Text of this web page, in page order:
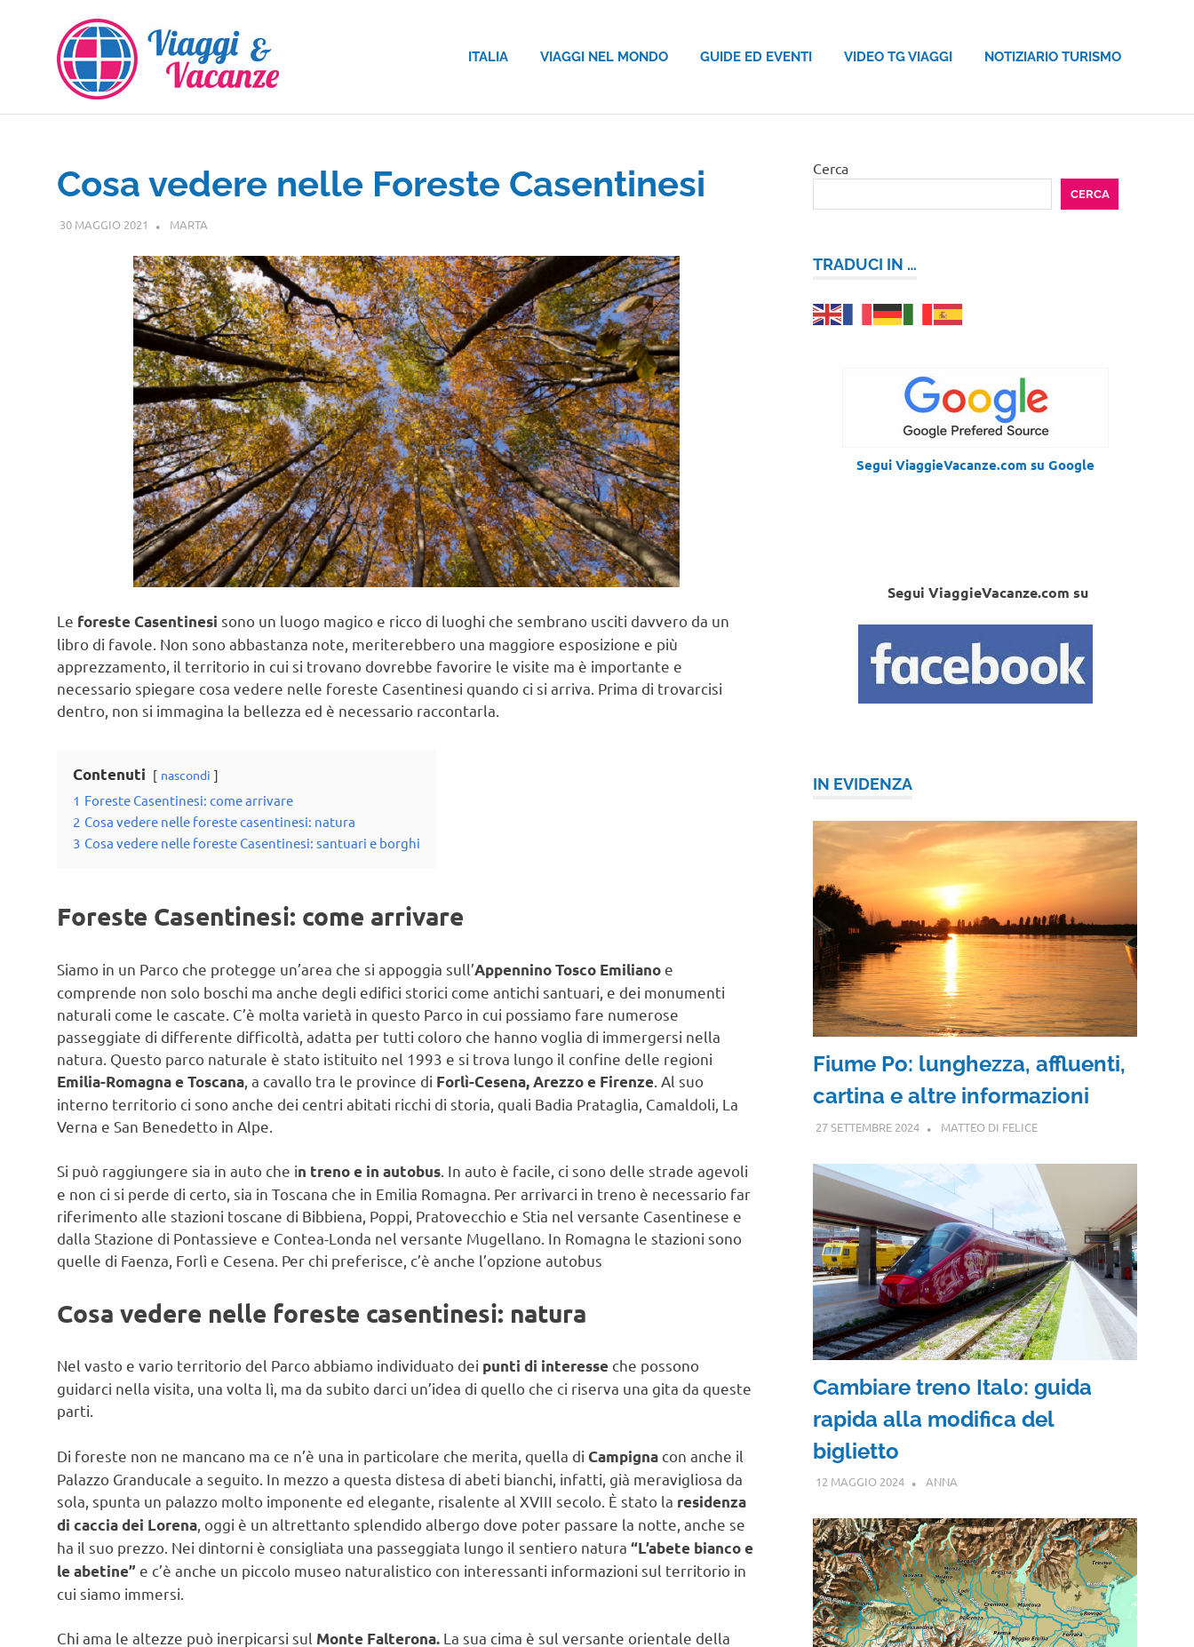
contenuto
ITALIA VIAGGI NEL MONDO GUIDE ED EVENTI VIDEO TG VIAGGI NOTIZIARIO TURISMO
Cosa vedere nelle Foreste Casentinesi
30 MAGGIO 2021 MARTA
Le foreste Casentinesi sono un luogo magico e ricco di luoghi che sembrano usciti davvero da un
libro di favole. Non sono abbastanza note, meriterebbero una maggiore esposizione e più
apprezzamento, il territorio in cui si trovano dovrebbe favorire le visite ma è importante e
necessario spiegare cosa vedere nelle foreste Casentinesi quando ci si arriva. Prima di trovarcisi
dentro, non si immagina la bellezza ed è necessario raccontarla.
Contenuti nascondi
1 Foreste Casentinesi: come arrivare
2 Cosa vedere nelle foreste casentinesi: natura
3 Cosa vedere nelle foreste Casentinesi: santuari e borghi
Foreste Casentinesi: come arrivare
Siamo in un Parco che protegge un’area che si appoggia sull’Appennino Tosco Emiliano e
comprende non solo boschi ma anche degli edifici storici come antichi santuari, e dei monumenti
naturali come le cascate. C’è molta varietà in questo Parco in cui possiamo fare numerose
passeggiate di differente difficoltà, adatta per tutti coloro che hanno voglia di immergersi nella
natura. Questo parco naturale è stato istituito nel 1993 e si trova lungo il confine delle regioni
Emilia-Romagna e Toscana , a cavallo tra le province di Forlì-Cesena, Arezzo e Firenze . Al suo
interno territorio ci sono anche dei centri abitati ricchi di storia, quali Badia Prataglia, Camaldoli, La
Verna e San Benedetto in Alpe.
Si può raggiungere sia in auto che in treno e in autobus. In auto è facile, ci sono delle strade agevoli
e non ci si perde di certo, sia in Toscana che in Emilia Romagna. Per arrivarci in treno è necessario far
riferimento alle stazioni toscane di Bibbiena, Poppi, Pratovecchio e Stia nel versante Casentinese e
dalla Stazione di Pontassieve e Contea-Londa nel versante Mugellano. In Romagna le stazioni sono
quelle di Faenza, Forlì e Cesena. Per chi preferisce, c’è anche l’opzione autobus
Cosa vedere nelle foreste casentinesi: natura
Nel vasto e vario territorio del Parco abbiamo individuato dei punti di interesse che possono
guidarci nella visita, una volta lì, ma da subito darci un’idea di quello che ci riserva una gita da queste
parti.
Di foreste non ne mancano ma ce n’è una in particolare che merita, quella di Campigna con anche il
Palazzo Granducale a seguito. In mezzo a questa distesa di abeti bianchi, infatti, già meravigliosa da
sola, spunta un palazzo molto imponente ed elegante, risalente al XVIII secolo. È stato la residenza
di caccia dei Lorena , oggi è un altrettanto splendido albergo dove poter passare la notte, anche se
ha il suo prezzo. Nei dintorni è consigliata una passeggiata lungo il sentiero natura “L’abete bianco e
le abetine” e c’è anche un piccolo museo naturalistico con interessanti informazioni sul territorio in
cui siamo immersi.
Chi ama le altezze può inerpicarsi sul Monte Falterona. La sua cima è sul versante orientale della
Cerca
CERCA
TRADUCI IN …
Segui ViaggieVacanze.com su Google
Segui ViaggieVacanze.com su
IN EVIDENZA
Fiume Po: lunghezza, affluenti,
cartina e altre informazioni
27 SETTEMBRE 2024 MATTEO DI FELICE
Cambiare treno Italo: guida
rapida alla modifica del
biglietto
12 MAGGIO 2024 ANNA